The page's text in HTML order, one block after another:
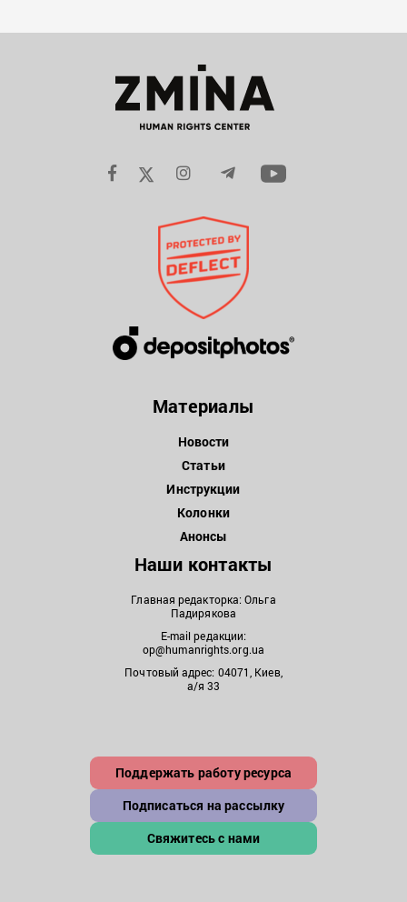
Материалы
Новости
Статьи
Инструкции
Колонки
Анонсы
Наши контакты
Главная редакторка: Ольга
Падирякова
E-mail редакции:
op@humanrights.org.ua
Почтовый адрес: 04071, Киев,
а/я 33
Поддержать работу ресурса
Подписаться на рассылку
Свяжитесь с нами